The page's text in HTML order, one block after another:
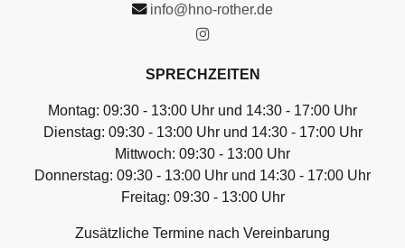
info@hno-rother.de
SPRECHZEITEN
Montag: 09:30 - 13:00 Uhr und 14:30 - 17:00 Uhr
Dienstag: 09:30 - 13:00 Uhr und 14:30 - 17:00 Uhr
Mittwoch: 09:30 - 13:00 Uhr
Donnerstag: 09:30 - 13:00 Uhr und 14:30 - 17:00 Uhr
Freitag: 09:30 - 13:00 Uhr
Zusätzliche Termine nach Vereinbarung